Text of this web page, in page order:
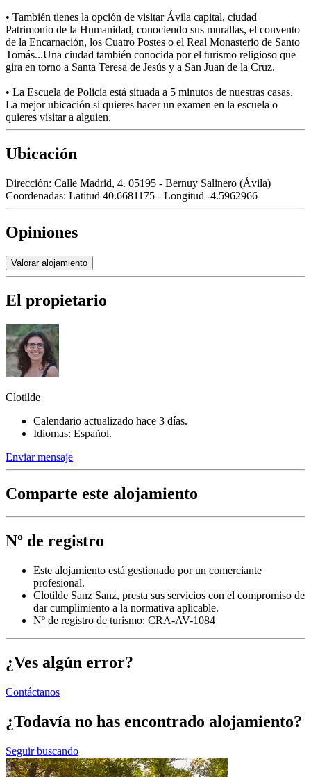
• También tienes la opción de visitar Ávila capital, ciudad
Patrimonio de la Humanidad, conociendo sus murallas, el convento
de la Encarnación, los Cuatro Postes o el Real Monasterio de Santo
Tomás...Una ciudad también conocida por el turismo religioso que
gira en torno a Santa Teresa de Jesús y a San Juan de la Cruz.
• La Escuela de Policía está situada a 5 minutos de nuestras casas.
La mejor ubicación si quieres hacer un examen en la escuela o
quieres visitar a alguien.
Ubicación
Dirección: Calle Madrid, 4. 05195 - Bernuy Salinero (Ávila)
Coordenadas: Latitud 40.6681175 - Longitud -4.5962966
Opiniones
Valorar alojamiento
El propietario
Clotilde
Calendario actualizado hace 3 días.
Idiomas: Español.
Enviar mensaje
Comparte este alojamiento
Nº de registro
Este alojamiento está gestionado por un comerciante
profesional.
Clotilde Sanz Sanz, presta sus servicios con el compromiso de
dar cumplimiento a la normativa aplicable.
Nº de registro de turismo: CRA-AV-1084
¿Ves algún error?
Contáctanos
¿Todavía no has encontrado alojamiento?
Seguir buscando